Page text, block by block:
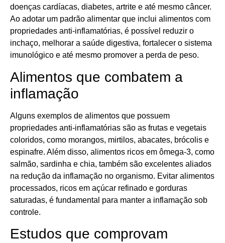
doenças cardíacas, diabetes, artrite e até mesmo câncer.
Ao adotar um padrão alimentar que inclui alimentos com
propriedades anti-inflamatórias, é possível reduzir o
inchaço, melhorar a saúde digestiva, fortalecer o sistema
imunológico e até mesmo promover a perda de peso.
Alimentos que combatem a
inflamação
Alguns exemplos de alimentos que possuem
propriedades anti-inflamatórias são as frutas e vegetais
coloridos, como morangos, mirtilos, abacates, brócolis e
espinafre. Além disso, alimentos ricos em ômega-3, como
salmão, sardinha e chia, também são excelentes aliados
na redução da inflamação no organismo. Evitar alimentos
processados, ricos em açúcar refinado e gorduras
saturadas, é fundamental para manter a inflamação sob
controle.
Estudos que comprovam